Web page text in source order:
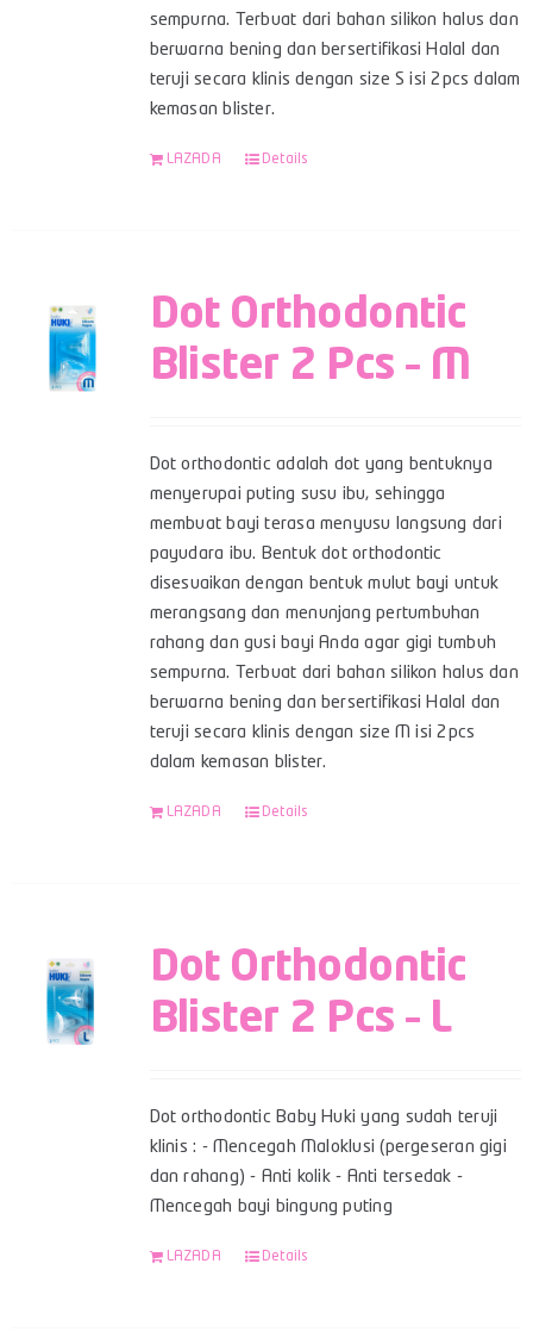
sempurna. Terbuat dari bahan silikon halus dan
berwarna bening dan bersertifikasi Halal dan
teruji secara klinis dengan size S isi 2pcs dalam
kemasan blister.
LAZADA Details
Dot Orthodontic
Blister 2 Pcs – M
Dot orthodontic adalah dot yang bentuknya
menyerupai puting susu ibu, sehingga
membuat bayi terasa menyusu langsung dari
payudara ibu. Bentuk dot orthodontic
disesuaikan dengan bentuk mulut bayi untuk
merangsang dan menunjang pertumbuhan
rahang dan gusi bayi Anda agar gigi tumbuh
sempurna. Terbuat dari bahan silikon halus dan
berwarna bening dan bersertifikasi Halal dan
teruji secara klinis dengan size M isi 2pcs
dalam kemasan blister.
LAZADA Details
Dot Orthodontic
Blister 2 Pcs – L
Dot orthodontic Baby Huki yang sudah teruji
klinis : - Mencegah Maloklusi (pergeseran gigi
dan rahang) - Anti kolik - Anti tersedak -
Mencegah bayi bingung puting
LAZADA Details